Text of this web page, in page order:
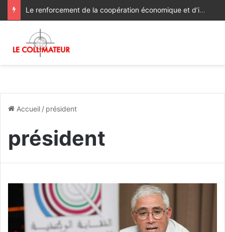
Le renforcement de la coopération économique et d’investissement au menu des discussions des ministres des Affaires étrangères du Maroc et du Ghana
Accueil / président
président